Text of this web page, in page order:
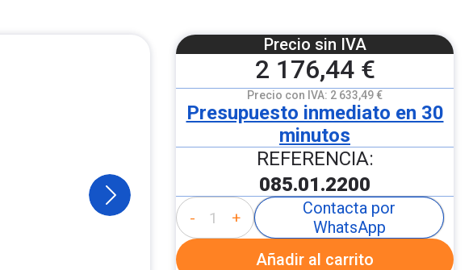
Precio sin IVA
2 176,44 €
Precio con IVA: 2 633,49 €
Presupuesto inmediato en 30
minutos
REFERENCIA:
085.01.2200
- +
Contacta por
WhatsApp
Añadir al carrito